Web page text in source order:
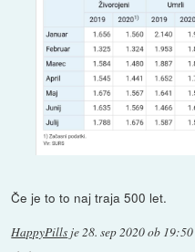
Če je to to naj traja 500 let.
HappyPills je28. sep 2020 ob 19:50